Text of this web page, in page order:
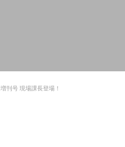
増刊号 現場課長登場！